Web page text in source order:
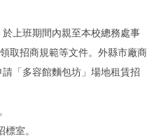
上班期間內親至本校總務處事
取招商規範等文件。外縣市廠商
「多容館麵包坊」場地租賃招
室。